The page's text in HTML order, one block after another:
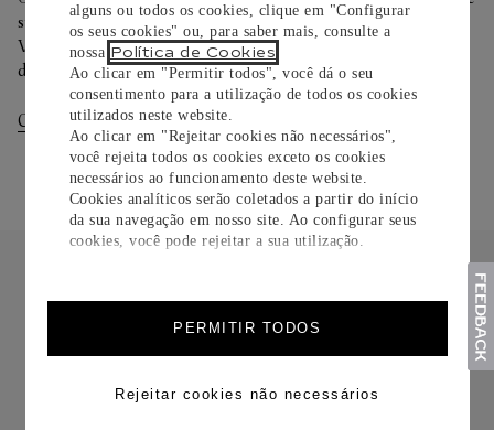
alguns ou todos os cookies, clique em "Configurar
os seus cookies" ou, para saber mais, consulte a
nossa Política de Cookies
Ao clicar em "Permitir todos", você dá o seu
consentimento para a utilização de todos os cookies
utilizados neste website.
Ao clicar em "Rejeitar cookies não necessários",
você rejeita todos os cookies exceto os cookies
necessários ao funcionamento deste website.
Cookies analíticos serão coletados a partir do início
da sua navegação em nosso site. Ao configurar seus
cookies, você pode rejeitar a sua utilização.
PERMITIR TODOS
Rejeitar cookies não necessários
sua preferência na finalização de seu pedido.
Você pode trocar ou devolver sua criação Cartier em até 30
dias.
Consultar Entregas Consultar Devoluções